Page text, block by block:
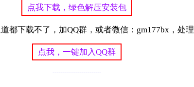
点我下载，绿色解压安装包
都下载不了，加QQ群，或者微信：gm177bx，处理
点我，一键加入QQ群